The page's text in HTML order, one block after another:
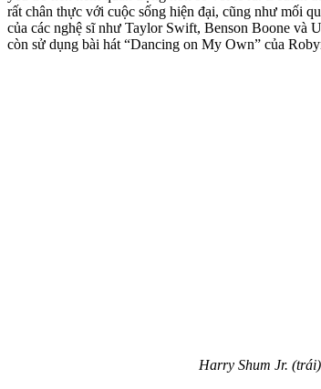
rất chân thực với cuộc sống hiện đại, cũng như mối
của các nghệ sĩ như Taylor Swift, Benson Boone và
còn sử dụng bài hát “Dancing on My Own” của
Harry Shum Jr.